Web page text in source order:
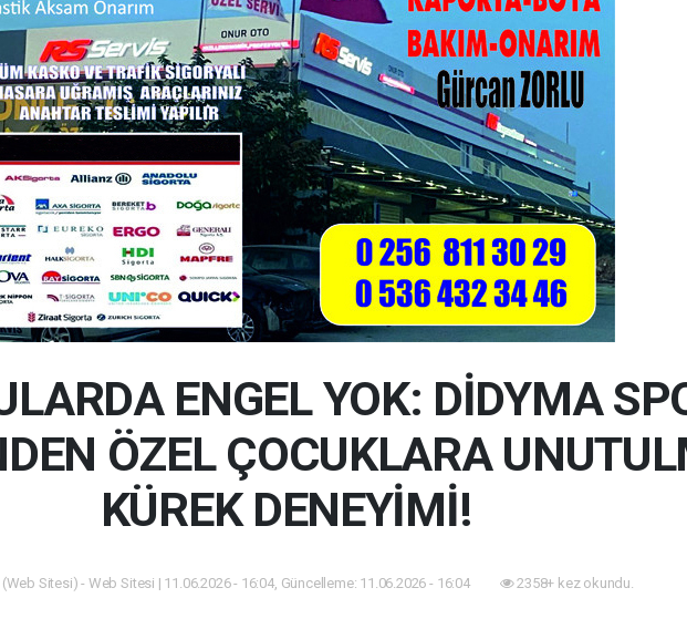
ENGEL YOK: DİDYMA
ÖZEL ÇOCUKLARA
KÜREK DENEYİMİ!
(Web Sitesi) - Web Sitesi | 11.06.2026 - 16:04, Güncelleme: 11.06.2026 - 16:04 2358+ kez okundu.